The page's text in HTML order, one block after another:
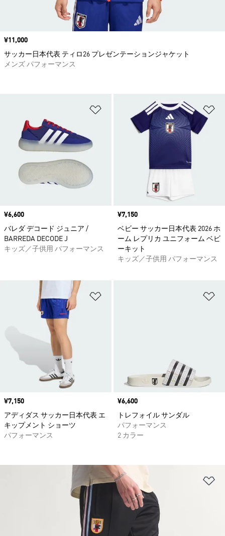
ほしいものリストに追加
価格
¥6,600
バレダ デコード ジュニア /
BARREDA DECODE J
キッズ／子供用 パフォーマンス
価格
¥7,150
ベビー サッカー日本代表 2026 ホ
ーム レプリカ ユニフォーム ベビ
ーキット
キッズ／子供用 パフォーマンス
価格
¥7,150
アディダス サッカー日本代表 エ
キップメント ショーツ
パフォーマンス
価格
¥6,600
トレフォイル サンダル
パフォーマンス
2 カラー
価格
¥11,000
サッカー日本代表 ティロ26 プレゼンテーションジャケット
メンズ パフォーマンス